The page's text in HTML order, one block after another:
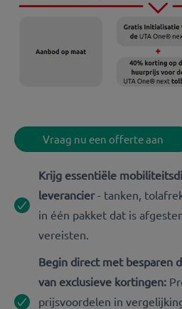
Vraag nu een offerte aan
Krijg essentiële
leverancier- tanken,
in één pakket dat is
vereisten.
Begin direct met besparen
van exclusieve kortingen:
prijsvoordelen in